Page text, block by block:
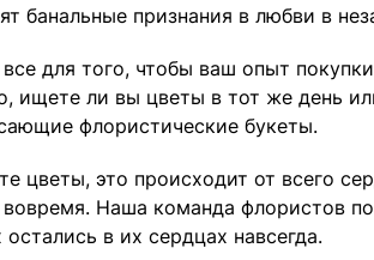
банальные признания в любви в
для того, чтобы ваш опыт
ищете ли вы цветы в тот же день
флористические букеты.
цветы, это происходит от всего
Наша команда флористов
в их сердцах навсегда.